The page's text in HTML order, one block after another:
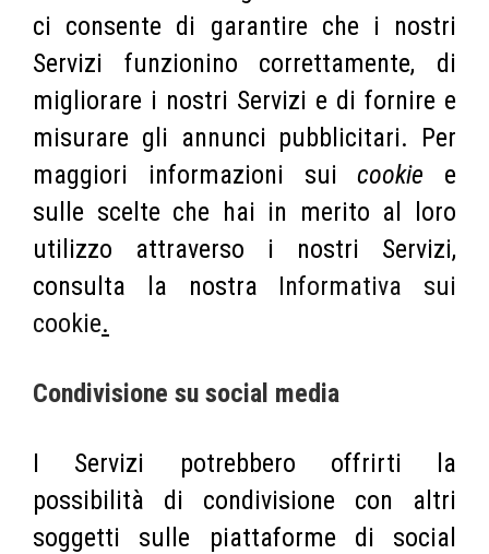
ci consente di garantire che i nostri
Servizi funzionino correttamente, di
migliorare i nostri Servizi e di fornire e
misurare gli annunci pubblicitari. Per
maggiori informazioni suicookie e
sulle scelte che hai in merito al loro
utilizzo attraverso i nostri Servizi,
consulta la nostra Informativa sui
cookie.
Condivisione su social media
I Servizi potrebbero offrirti la
possibilità di condivisione con altri
soggetti sulle piattaforme di social